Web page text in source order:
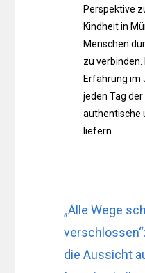
Perspektive
Kindheit in
Menschen
zu
Erfahrung im
jeden Tag
authentische
liefern.
„Alle Wege
die Aussicht